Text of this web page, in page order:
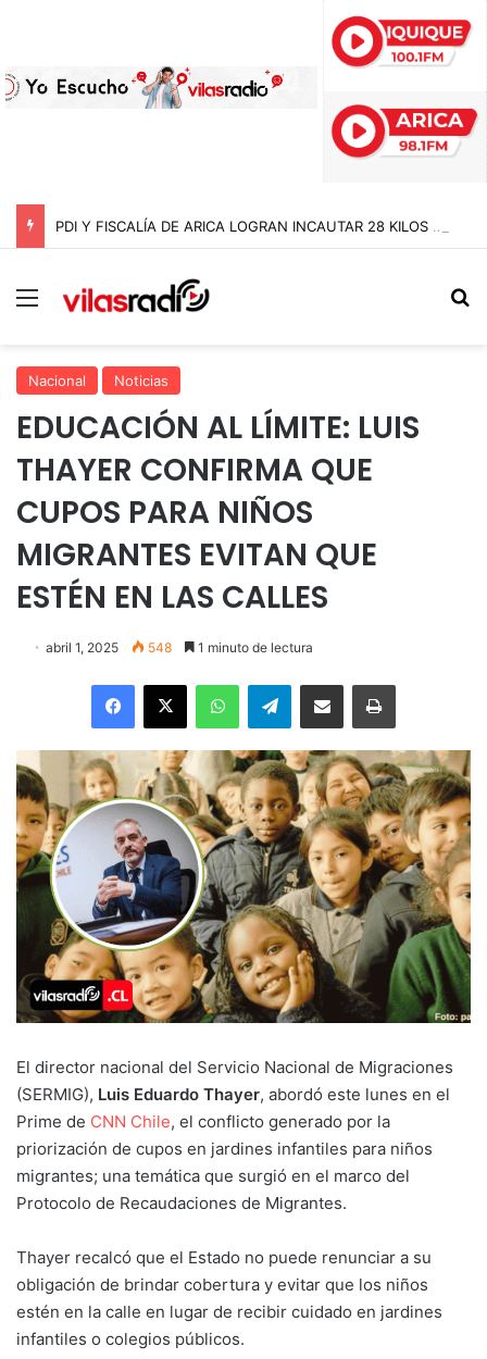
PDI Y FISCALÍA DE ARICA LOGRAN INCAUTAR 28 KILOS DE MARIHUANA OCULTOS EN UN CAMIÓN DE ALTO TONELAJE EN CHUNGARÁ
Menú
Nacional Noticias
EDUCACIÓN AL LÍMITE: LUIS
THAYER CONFIRMA QUE
CUPOS PARA NIÑOS
MIGRANTES EVITAN QUE
ESTÉN EN LAS CALLES
abril 1, 2025 548 1 minuto de lectura
Facebook
X WhatsAppTelegramEnviar vía email Imprimir
El director nacional del Servicio Nacional de Migraciones
(SERMIG), Luis Eduardo Thayer, abordó este lunes en el
Prime de CNN Chile, el conflicto generado por la
priorización de cupos en jardines infantiles para niños
migrantes; una temática que surgió en el marco del
Protocolo de Recaudaciones de Migrantes.
Thayer recalcó que el Estado no puede renunciar a su
obligación de brindar cobertura y evitar que los niños
estén en la calle en lugar de recibir cuidado en jardines
infantiles o colegios públicos.